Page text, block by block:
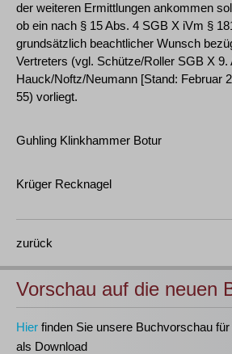
der weiteren Ermittlungen ankommen
ob ein nach § 15 Abs. 4 SGB X iVm §
grundsätzlich beachtlicher Wunsch
Vertreters (vgl. Schütze/Roller SGB X 9.
Hauck/Noftz/Neumann [Stand: Februar
55) vorliegt.
Guhling Klinkhammer Botur
Krüger Recknagel
zurück
Vorschau auf die neuen
Hier finden Sie unsere Buchvorschau
als Download